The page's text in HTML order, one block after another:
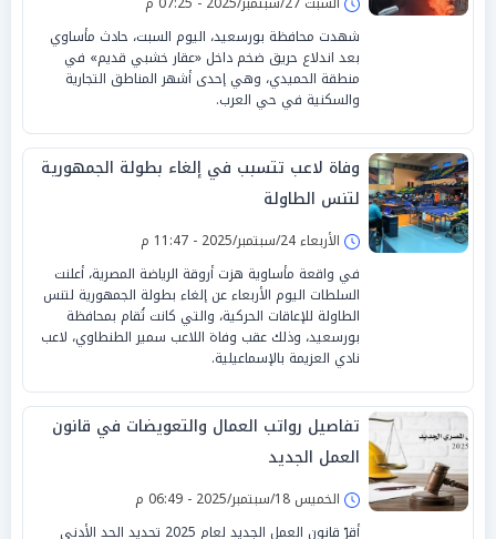
شهدت محافظة بورسعيد، اليوم السبت، حادث مأساوي
بعد اندلاع حريق ضخم داخل «عقار خشبي قديم» في
منطقة الحميدي، وهي إحدى أشهر المناطق التجارية
والسكنية في حي العرب.
وفاة لاعب تتسبب في إلغاء بطولة الجمهورية
لتنس الطاولة
الأربعاء 24/سبتمبر/2025 - 11:47 م
في واقعة مأساوية هزت أروقة الرياضة المصرية، أعلنت
السلطات اليوم الأربعاء عن إلغاء بطولة الجمهورية لتنس
الطاولة للإعاقات الحركية، والتي كانت تُقام بمحافظة
بورسعيد، وذلك عقب وفاة اللاعب سمير الطنطاوي، لاعب
نادي العزيمة بالإسماعيلية.
تفاصيل رواتب العمال والتعويضات في قانون
العمل الجديد
الخميس 18/سبتمبر/2025 - 06:49 م
أقرّ قانون العمل الجديد لعام 2025 تحديد الحد الأدنى